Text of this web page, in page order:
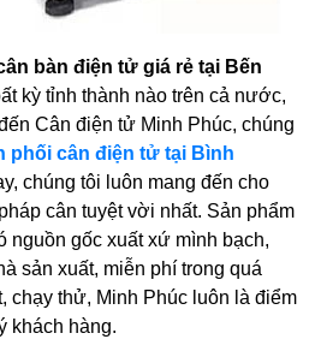
bàn điện tử giá rẻ tại Bến
kỳ tỉnh thành nào trên cả nước,
Cân điện tử Minh Phúc, chúng
phối cân điện tử tại Bình
chúng tôi luôn mang đến cho
cân tuyệt vời nhất. Sản phẩm
nguồn gốc xuất xứ mình bạch,
sản xuất, miễn phí trong quá
chạy thử, Minh Phúc luôn là điểm
khách hàng.